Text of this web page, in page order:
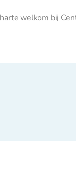
welkom bij